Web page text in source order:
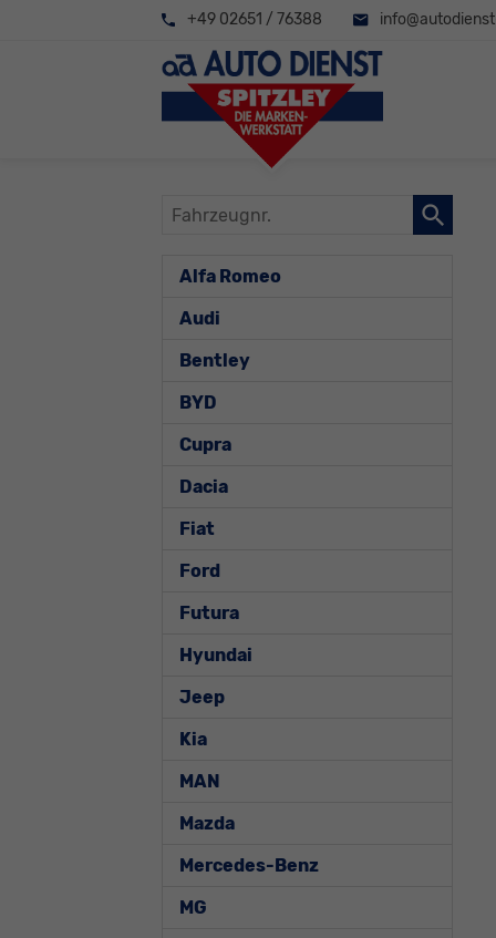
+49 02651 / 76388
Fahrzeugnr.
Alfa Romeo
Audi
Bentley
BYD
Cupra
Dacia
Fiat
Ford
Futura
Hyundai
Jeep
Kia
MAN
Mazda
Mercedes-Benz
MG